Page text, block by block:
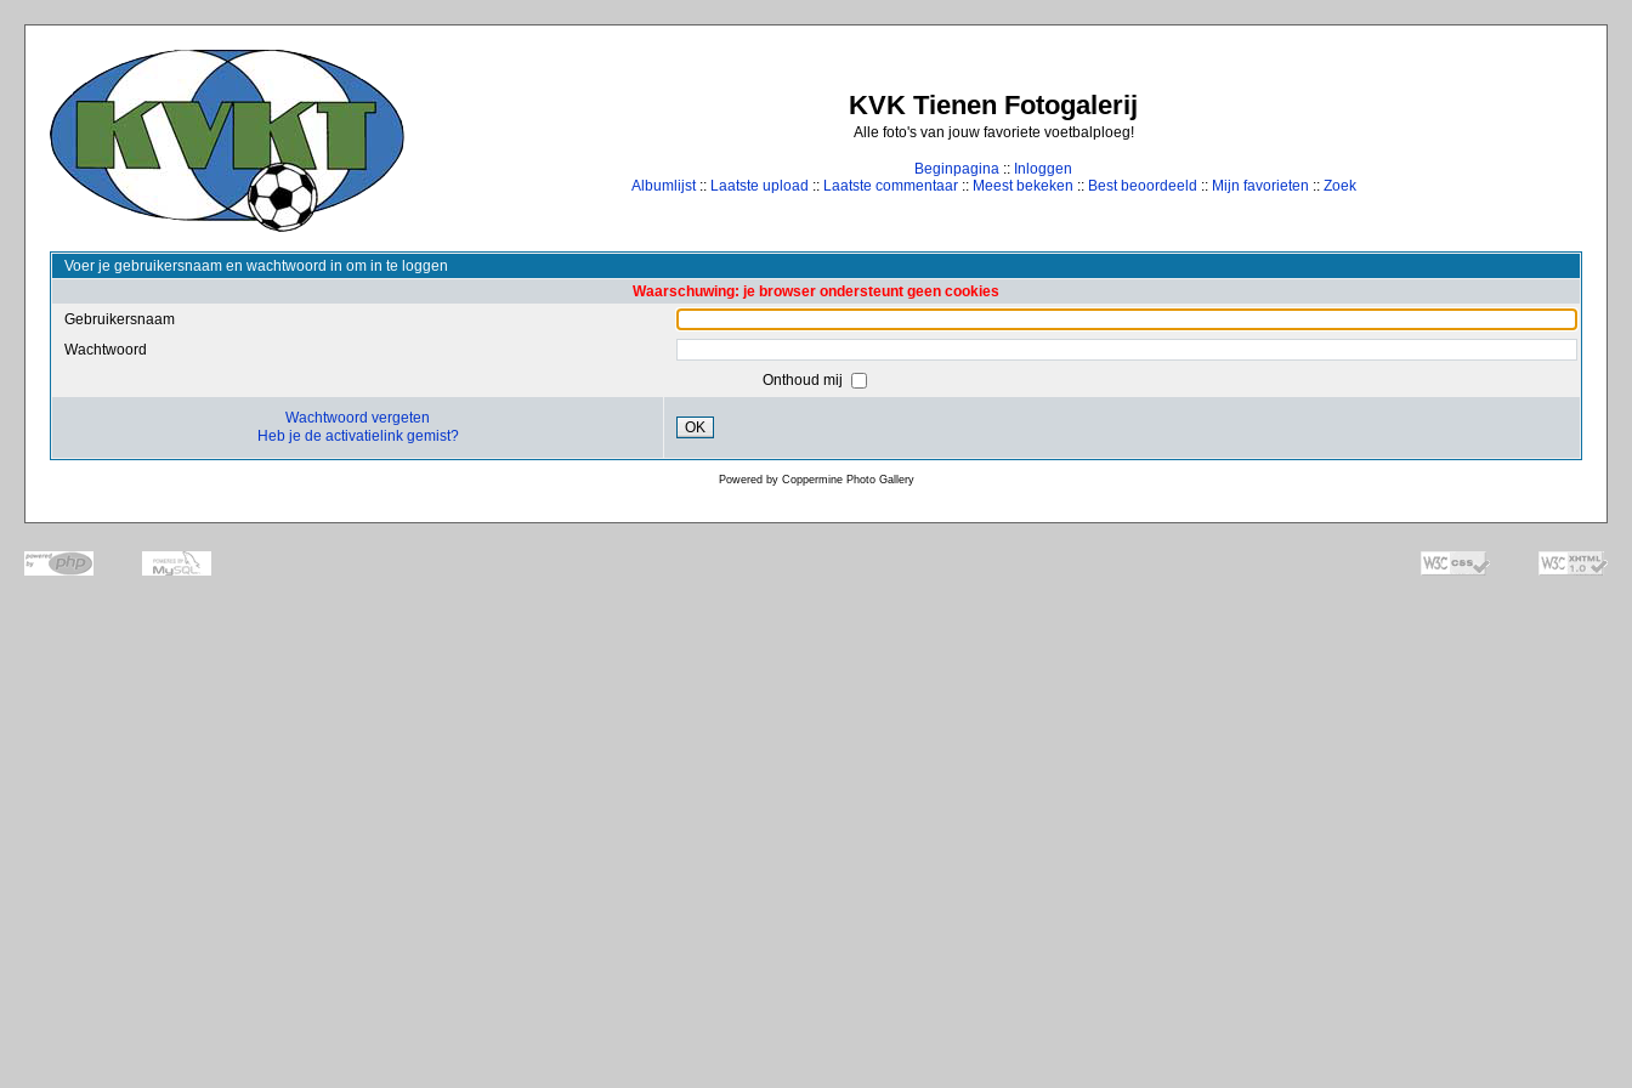
KVK Tienen Fotogalerij
Alle foto's van jouw favoriete voetbalploeg!
Beginpagina :: Inloggen
Albumlijst:: Laatste upload :: Laatste commentaar:: Meest bekeken :: Best beoordeeld :: Mijn favorieten :: Zoek
Voer je gebruikersnaam en wachtwoord in om in te loggen
Waarschuwing: je browser ondersteunt geen cookies
Gebruikersnaam
Wachtwoord
Onthoud mij
Wachtwoord vergeten
Heb je de activatielink gemist?
OK
Powered by Coppermine Photo Gallery